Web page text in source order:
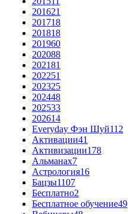
201621
201718
201818
201960
202088
202181
202251
202325
202448
202533
202614
Everyday Фэн Шуй112
Активации41
Активизации178
Альманах7
Астрология16
Бацзы1107
Бесплатно2
Бесплатное обучение49